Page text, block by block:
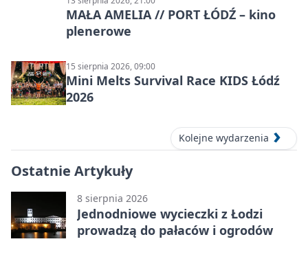
MAŁA AMELIA // PORT ŁÓDŹ – kino
plenerowe
15 sierpnia 2026, 09:00
Mini Melts Survival Race KIDS Łódź
2026
Kolejne wydarzenia
Ostatnie Artykuły
8 sierpnia 2026
Jednodniowe wycieczki z Łodzi
prowadzą do pałaców i ogrodów